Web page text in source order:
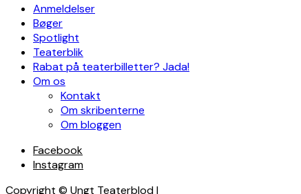
Anmeldelser
Bøger
Spotlight
Teaterblik
Rabat på teaterbilletter? Jada!
Om os
Kontakt
Om skribenterne
Om bloggen
Facebook
Instagram
Copyright © Ungt Teaterblod |